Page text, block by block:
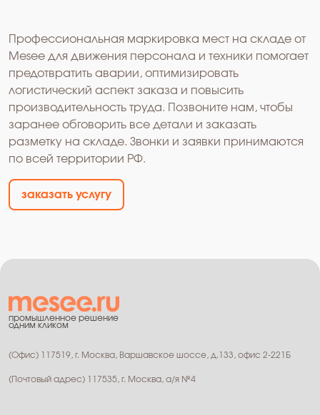
Профессиональная маркировка мест на складе от
Mesee для движения персонала и техники помогает
предотвратить аварии, оптимизировать
логистический аспект заказа и повысить
производительность труда. Позвоните нам, чтобы
заранее обговорить все детали и заказать
разметку на складе. Звонки и заявки принимаются
по всей территории РФ.
заказать услугу
промышленное решение
одним кликом
(Офис) 117519, г. Москва, Варшавское шоссе, д.133, офис 2-221Б
(Почтовый адрес) 117535, г. Москва, а/я №4